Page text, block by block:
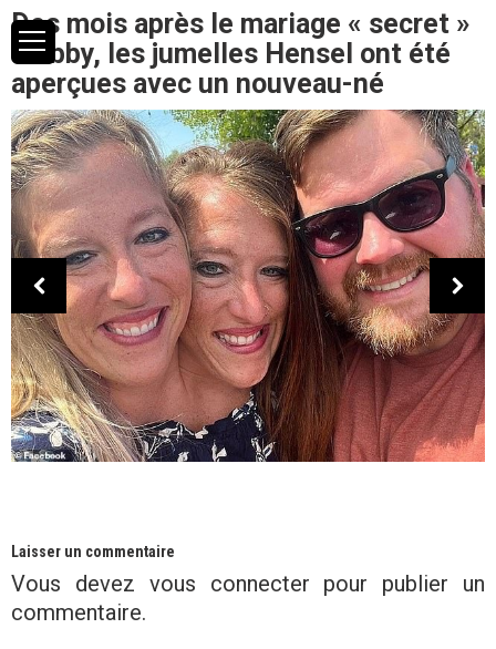
Des mois après le mariage « secret »
d’Abby, les jumelles Hensel ont été
aperçues avec un nouveau-né
Laisser un commentaire
Vous devez vous connecter pour publier un
commentaire.